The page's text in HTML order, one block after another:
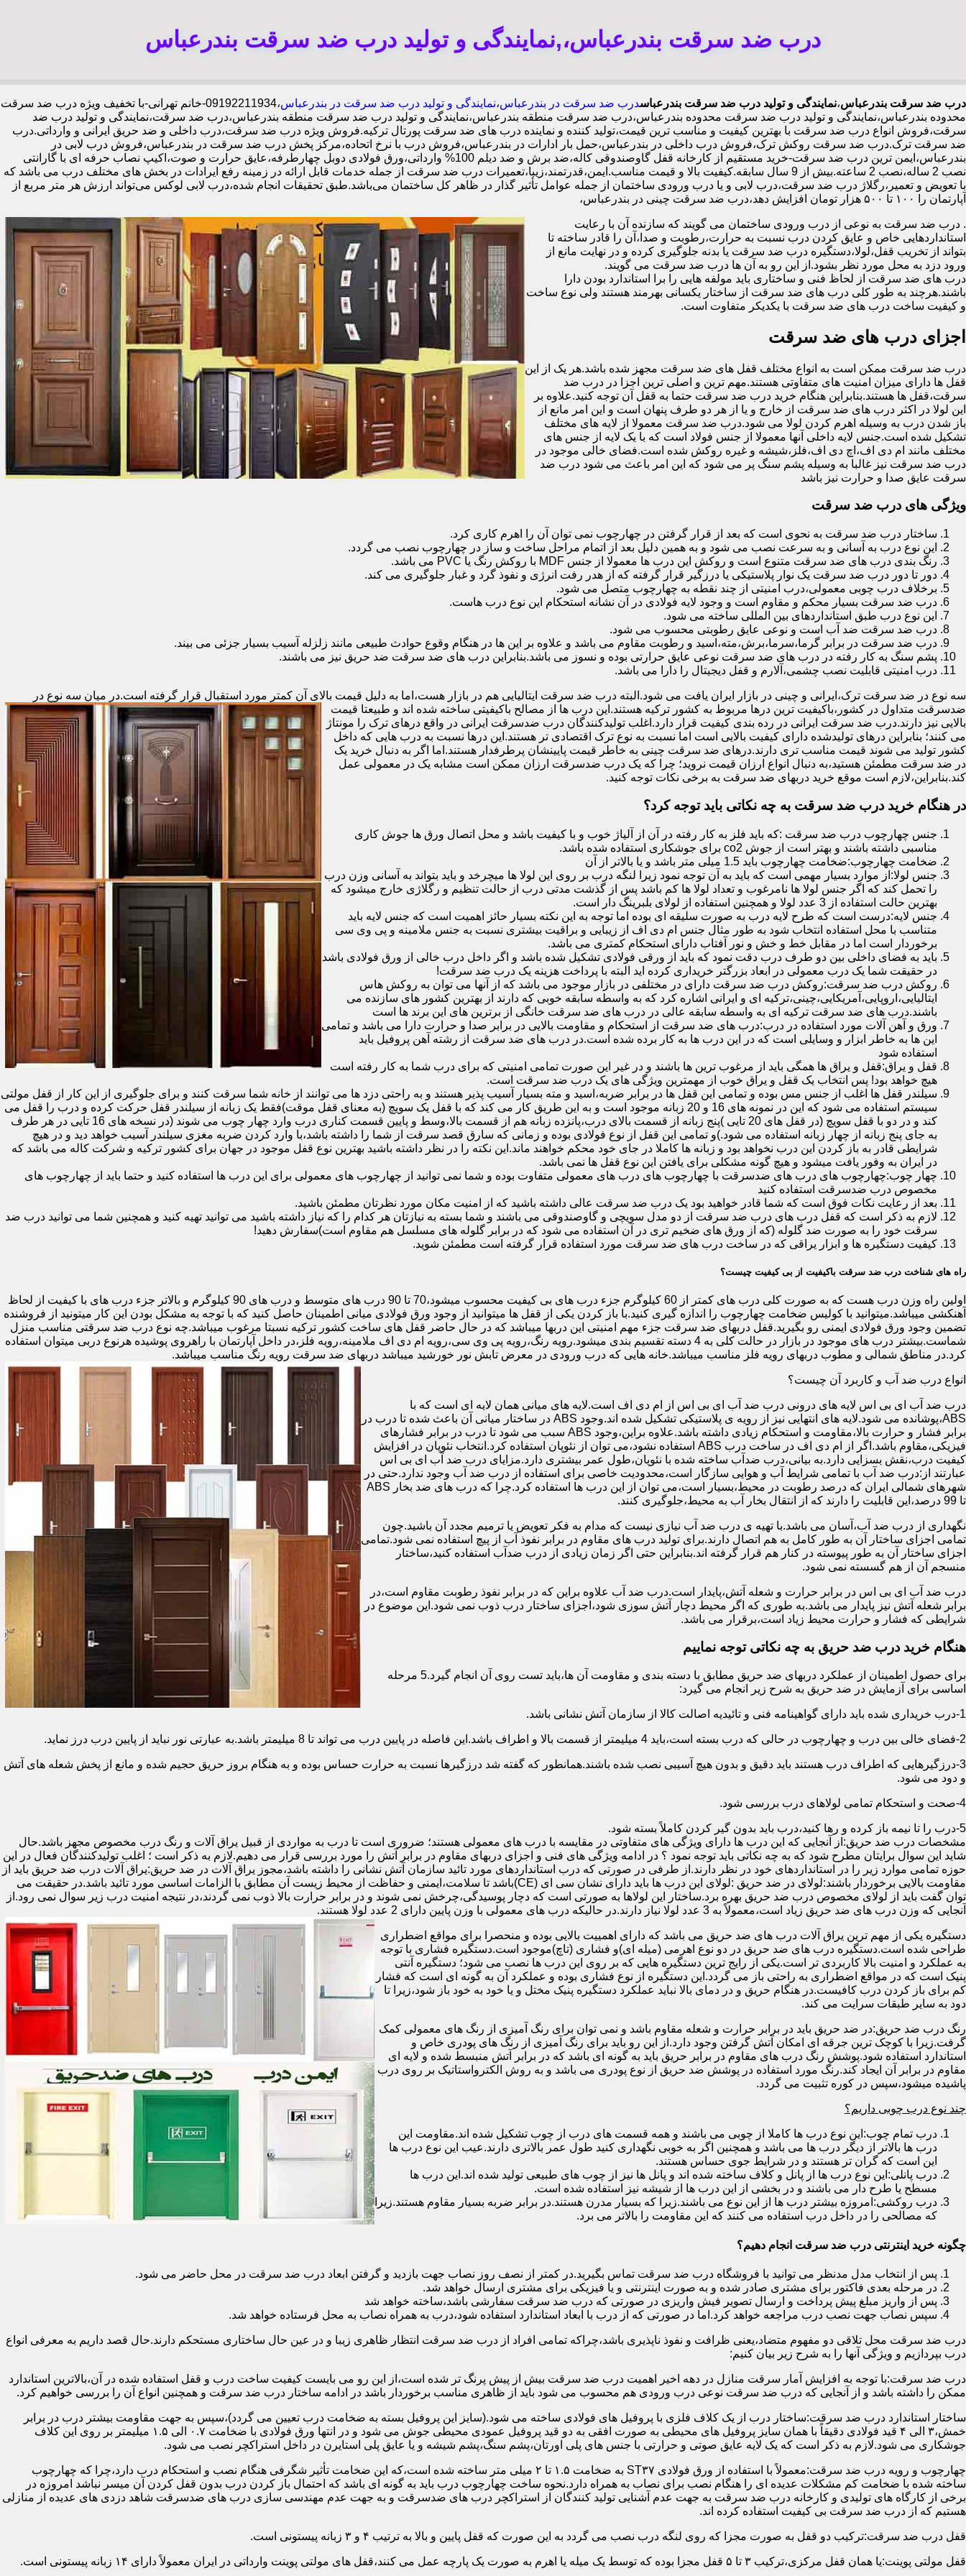
درب ضد سرقت بندرعباس،,نمایندگی و تولید درب ضد سرقت بندرعباس
درب ضد سرقت بندرعباس،نمایندگی و تولید درب ضد سرقت بندرعباسدرب ضد سرقت در بندرعباس،نمایندگی و تولید درب ضد سرقت در بندرعباس
،09192211934-خانم تهرانی-با تخفیف ویژه درب ضد سرقت
محدوده بندرعباس،نمایندگی و تولید درب ضد سرقت محدوده بندرعباس،درب ضد سرقت منطقه بندرعباس،نمایندگی و تولید درب ضد سرقت منطقه بندرعباس،درب ضد سرقت،نمایندگی و تولید درب ضد
سرقت،فروش انواع درب ضد سرقت با بهترین کیفیت و مناسب ترین قیمت،تولید کننده و نماینده درب های ضد سرقت پورتال ترکیه.فروش ویژه درب ضد سرقت،درب داخلی و ضد حریق ایرانی و وارداتی.درب
ضد سرقت ترک.درب ضد سرقت روکش ترک،فروش درب داخلی در بندرعباس،حمل بار ادارات در بندرعباس،فروش درب با نرخ اتحاده،مرکز پخش درب ضد سرقت در بندرعباس،فروش درب لابی در
بندرعباس،ایمن ترین درب ضد سرقت-خرید مستقیم از کارخانه قفل گاوصندوقی کاله،ضد برش و ضد دیلم 100% وارداتی،ورق فولادی دوبل چهارطرفه،عایق حرارت و صوت،اکیپ نصاب حرفه ای با گارانتی
نصب 2 ساله،نصب 2 ساعته.بیش از 9 سال سابقه.کیفیت بالا و قیمت مناسب.ایمن،قدرتمند،زیبا،تعمیرات درب ضد سرقت از جمله خدمات قابل ارائه در زمینه رفع ایرادات در بخش های مختلف درب می باشد که
با تعویض و تعمیر،رگلاژ درب ضد سرقت،درب لابی و یا درب ورودی ساختمان از جمله عوامل تأثیر گذار در ظاهر کل ساختمان می‌باشد.طبق تحقیقات انجام شده،درب لابی لوکس می‌تواند ارزش هر متر مربع از
آپارتمان را ۱۰۰ تا ۵۰۰ هزار تومان افزایش دهد،درب ضد سرقت چینی در بندرعباس،
. درب ضد سرقت به نوعی از درب ورودی ساختمان می گویند که سازنده آن با رعایت
استانداردهایی خاص و عایق کردن درب نسبت به حرارت،رطوبت و صدا،آن را قادر ساخته تا
بتواند از تخریب قفل،لولا،دستگیره درب ضد سرقت یا بدنه جلوگیری کرده و در نهایت مانع از
ورود دزد به محل مورد نظر بشود.از این رو به آن ها درب ضد سرقت می گویند.
درب های ضد سرقت از لحاظ فنی و ساختاری باید مولفه هایی را برا استاندارد بودن دارا
باشند.هرچند به طور کلی درب های ضد سرقت از ساختار یکسانی بهرمند هستند ولی نوع ساخت
و کیفیت ساخت درب های ضد سرقت با یکدیکر متفاوت است.
اجزای درب های ضد سرقت
درب ضد سرقت ممکن است به انواع مختلف قفل های ضد سرقت مجهز شده باشد.هر یک از این
قفل ها دارای میزان امنیت های متفاوتی هستند.مهم ترین و اصلی ترین اجزا در درب ضد
سرقت،قفل ها هستند.بنابراین هنگام خرید درب ضد سرقت حتما به قفل آن توجه کنید.علاوه بر
این لولا در اکثر درب های ضد سرقت از خارج و یا از هر دو طرف پنهان است و این امر مانع از
باز شدن درب به وسیله اهرم کردن لولا می شود.درب ضد سرقت معمولا از لایه های مختلف
تشکیل شده است.جنس لایه داخلی آنها معمولا از جنس فولاد است که با یک لایه از جنس های
مختلف مانند ام دی اف،اچ دی اف،فلز،شیشه و غیره روکش شده است.فضای خالی موجود در
درب ضد سرقت نیز غالبا به وسیله پشم سنگ پر می شود که این امر باعث می شود درب ضد
سرقت عایق صدا و حرارت نیز باشد
ویژگی های درب ضد سرقت
ساختار درب ضد سرقت به نحوی است که بعد از قرار گرفتن در چهارچوب نمی توان آن را اهرم کاری کرد.
این نوع درب به آسانی و به سرعت نصب می شود و به همین دلیل بعد از اتمام مراحل ساخت و ساز در چهارچوب نصب می گردد.
رنگ بندی درب های ضد سرقت متنوع است و روکش این درب ها معمولا از جنس MDF با روکش رنگ یا PVC می باشد.
دور تا دور درب ضد سرقت یک نوار پلاستیکی یا درزگیر قرار گرفته که از هدر رفت انرژی و نفوذ گرد و غبار جلوگیری می کند.
برخلاف درب چوبی معمولی،درب امنیتی از چند نقطه به چهارچوب متصل می شود.
درب ضد سرقت بسیار محکم و مقاوم است و وجود لایه فولادی در آن نشانه استحکام این نوع درب هاست.
این نوع درب طبق استانداردهای بین المللی ساخته می شود.
درب ضد سرقت ضد آب است و نوعی عایق رطوبتی محسوب می شود.
درب ضد سرقت در برابر گرما،سرما،برش،مته،اسید و رطوبت مقاوم می باشد و علاوه بر این ها در هنگام وقوع حوادث طبیعی مانند زلزله آسیب بسیار جزئی می بیند.
پشم سنگ به کار رفته در درب های ضد سرقت نوعی عایق حرارتی بوده و نسوز می باشد.بنابراین درب های ضد سرقت ضد حریق نیز می باشند.
درب امنیتی قابلیت نصب چشمی،آلارم و قفل دیجیتال را دارا می باشد.
سه نوع در ضد سرقت ترک،ایرانی و چینی در بازار ایران یافت می شود.البته درب ضد سرقت ایتالیایی هم در بازار هست،اما به دلیل قیمت بالای آن کمتر مورد استقبال قرار گرفته است.در میان سه نوع در
ضدسرقت متداول در کشور،باکیفیت ترین درها مربوط به کشور ترکیه هستند.این درب ها از مصالح باکیفیتی ساخته شده اند و طبیعتا قیمت
بالایی نیز دارند.درب ضد سرقت ایرانی در رده بندی کیفیت قرار دارد.اغلب تولیدکنندگان درب ضدسرقت ایرانی در واقع درهای ترک را مونتاژ
می کنند؛ بنابراین درهای تولیدشده دارای کیفیت بالایی است اما نسبت به نوع ترک اقتصادی تر هستند.این درها نسبت به درب هایی که داخل
کشور تولید می شوند قیمت مناسب تری دارند.درهای ضد سرقت چینی به خاطر قیمت پایینشان پرطرفدار هستند.اما اگر به دنبال خرید یک
در ضد سرقت مطمئن هستید،به دنبال انواع ارزان قیمت نروید؛ چرا که یک درب ضدسرقت ارزان ممکن است مشابه یک در معمولی عمل
کند.بنابراین،لازم است موقع خرید دربهای ضد سرقت به برخی نکات توجه کنید.
در هنگام خرید درب ضد سرقت به چه نکاتی باید توجه کرد؟
جنس چهارچوب درب ضد سرقت :که باید فلز به کار رفته در آن از آلیاژ خوب و با کیفیت باشد و محل اتصال ورق ها جوش کاری
مناسبی داشته باشند و بهتر است از جوش co2 برای جوشکاری استفاده شده باشد.
ضخامت چهارچوب:ضخامت چهارچوب باید 1.5 میلی متر باشد و یا بالاتر از آن
جنس لولا:از موارد بسیار مهمی است که باید به آن توجه نمود زیرا لنگه درب بر روی این لولا ها میچرخد و باید بتواند به آسانی وزن درب
را تحمل کند که اگر جنس لولا ها نامرغوب و تعداد لولا ها کم باشد پس از گذشت مدتی درب از حالت تنظیم و رگلاژی خارج میشود که
بهترین حالت استفاده از 3 عدد لولا و همچنین استفاده از لولای بلبرینگ دار است.
جنس لایه:درست است که طرح لایه درب به صورت سلیقه ای بوده اما توجه به این نکته بسیار حائز اهمیت است که جنس لایه باید
متناسب با محل استفاده انتخاب شود به طور مثال جنس ام دی اف از زیبایی و براقیت بیشتری نسبت به جنس ملامینه و پی وی سی
برخوردار است اما در مقابل خط و خش و نور آفتاب دارای استحکام کمتری می باشد.
باید به فضای داخلی بین دو طرف درب دقت نمود که باید از ورقی فولادی تشکیل شده باشد و اگر داخل درب خالی از ورق فولادی باشد
در حقیقت شما یک درب معمولی در ابعاد بزرگتر خریداری کرده اید البته با پرداخت هزینه یک درب ضد سرقت!
روکش درب ضد سرقت:روکش درب ضد سرقت دارای در مختلفی در بازار موجود می باشد که از آنها می توان به روکش هاس
ایتالیایی،اروپایی،آمریکایی،چینی،ترکیه ای و ایرانی اشاره کرد که به واسطه سابقه خوبی که دارند از بهترین کشور های سازنده می
باشند.درب های ضد سرقت ترکیه ای به واسطه سابقه عالی در درب های ضد سرقت خانگی از برترین های این برند ها است
ورق و آهن آلات مورد استفاده در درب:درب های ضد سرقت از استحکام و مقاومت بالایی در برابر صدا و حرارت دارا می باشد و تمامی
این ها به خاطر ابزار و وسایلی است که در این درب ها به کار برده شده است.در درب های ضد سرقت از رشته آهن پروفیل باید
استفاده شود
قفل و یراق:قفل و یراق ها همگی باید از مرغوب ترین ها باشند و در غیر این صورت تمامی امنیتی که برای درب شما به کار رفته است
هیچ خواهد بود! پس انتخاب یک قفل و یراق خوب از مهمترین ویژگی های یک درب ضد سرقت است.
سیلندر قفل ها اغلب از جنس مس بوده و تمامی این قفل ها در برابر ضربه،اسید و مته بسیار آسیب پذیر هستند و به راحتی دزد ها می توانند از خانه شما سرقت کنند و برای جلوگیری از این کار از قفل مولتی
سیستم استفاده می شود که این در نمونه های 16 و 20 زبانه موجود است و به این طریق کار می کند که با قفل یک سویچ (به معنای قفل موقت)فقط یک زبانه از سیلندر قفل حرکت کرده و درب را قفل می
کند و در دو با قفل سویچ (در قفل های 20 تایی )پنج زبانه از قسمت بالای درب،پانزده زبانه هم از قسمت بالا،وسط و پایین قسمت کناری درب وارد چهار چوب می شوند (در نسخه های 16 تایی در هر طرف
به جای پنج زبانه از چهار زبانه استفاده می شود.)و تمامی این قفل از نوع فولادی بوده و زمانی که سارق قصد سرقت از شما را داشته باشد،با وارد کردن ضربه مغزی سیلندر آسیب خواهد دید و در هیچ
شرایطی قادر به باز کردن این درب نخواهد بود و زبانه ها کاملا در جای خود محکم خواهند ماند.این نکته را در نظر داشته باشید بهترین نوع قفل موجود در جهان برای کشور ترکیه و شرکت کاله می باشد که
در ایران به وفور یافت میشود و هیچ گونه مشکلی برای یافتن این نوع قفل ها نمی باشد.
چهار چوب:چهارچوب های درب های ضدسرقت با چهارچوب های درب های معمولی متفاوت بوده و شما نمی توانید از چهارچوب های معمولی برای این درب ها استفاده کنید و حتما باید از چهارچوب های
مخصوص درب ضدسرقت استفاده کنید
بعد از رعایت نکات فوق است که شما قادر خواهید بود یک درب ضد سرقت عالی داشته باشید که از امنیت مکان مورد نظرتان مطمئن باشید.
لازم به ذکر است که قفل درب های درب ضد سرقت از دو مدل سویچی و گاوصندوقی می باشند و شما بسته به نیازتان هر کدام را که نیاز داشته باشید می توانید تهیه کنید و همچنین شما می توانید درب ضد
سرقت خود را به صورت ضد گلوله (که از ورق های ضخیم تری در آن استفاده می شود که در برابر گلوله های مسلسل هم مقاوم است)سفارش دهید!
کیفیت دستگیره ها و ابزار یراقی که در ساخت درب های ضد سرقت مورد استفاده قرار گرفته است مطمئن شوید.
راه های شناخت درب ضد سرقت باکیفیت از بی کیفیت چیست؟
اولین راه وزن درب هست که به صورت کلی درب های کمتر از 60 کیلوگرم جزء درب های بی کیفیت محسوب میشود،70 تا 90 درب های متوسط و درب های 90 کیلوگرم و بالاتر جزء درب های با کیفیت از لحاظ
آهنکشی میباشد.میتوانید با کولیس ضخامت چهارچوب را اندازه گیری کنید.با باز کردن یکی از قفل ها میتوانید از وجود ورق فولادی میانی اطمینان حاصل کنید که با توجه به مشکل بودن این کار میتونید از فروشنده
تضمین وجود ورق فولادی ایمنی رو بگیرید.قفل دربهای ضد سرقت جزء مهم امنیتی این دربها میباشد که در حال حاضر قفل های ساخت کشور ترکیه نسبتا مرغوب میباشد.چه نوع درب ضد سرقتی مناسب منزل
شماست.بیشتر درب های موجود در بازار در حالت کلی به 4 دسته تقسیم بندی میشود.رویه رنگ،رویه پی وی سی،رویه ام دی اف ملامینه،رویه فلز،در داخل آپارتمان با راهروی پوشیده هرنوع دربی میتوان استفاده
کرد.در مناطق شمالی و مطوب دربهای رویه فلز مناسب میباشد.خانه هایی که درب ورودی در معرض تابش نور خورشید میباشد دربهای ضد سرقت رویه رنگ مناسب میباشد.
انواع درب ضد آب و کاربرد آن چیست؟
درب ضد آب ای بی اس لایه های درونی درب ضد آب ای بی اس از ام دی اف است.لایه های میانی همان لایه ای است که با
ABS،پوشانده می شود.لایه های انتهایی نیز از رویه ی پلاستیکی تشکیل شده اند.وجود ABS در ساختار میانی آن باعث شده تا درب در
برابر فشار و حرارت بالا،مقاومت و استحکام زیادی داشته باشد.علاوه براین،وجود ABS سبب می شود تا درب در برابر فشارهای
فیزیکی،مقاوم باشد.اگر از ام دی اف در ساخت درب ABS استفاده نشود،می توان از نئوپان استفاده کرد.انتخاب نئوپان در افزایش
کیفیت درب،نقش بسزایی دارد.به بیانی،درب ضدآب ساخته شده با نئوپان،طول عمر بیشتری دارد.مزایای درب ضد آب ای بی اس
عبارتند از:درب ضد آب با تمامی شرایط آب و هوایی سازگار است،محدودیت خاصی برای استفاده از درب ضد آب وجود ندارد.حتی در
شهرهای شمالی ایران که درصد رطوبت در محیط،بسیار است،می توان از این درب ها استفاده کرد.چرا که درب های ضد بخار ABS
تا 99 درصد،این قابلیت را دارند که از انتقال بخار آب به محیط،جلوگیری کنند.
نگهداری از درب ضد آب،آسان می باشد.با تهیه ی درب ضد آب نیازی نیست که مدام به فکر تعویض یا ترمیم مجدد آن باشید.چون
تمامی اجزای ساختار آن به طور کامل به هم اتصال دارند.برای تولید درب های مقاوم در برابر نفوذ آب از پیچ استفاده نمی شود.تمامی
اجزای ساختار آن به طور پیوسته در کنار هم قرار گرفته اند.بنابراین حتی اگر زمان زیادی از درب ضدآب استفاده کنید،ساختار
منسجم آن از هم گسسته نمی شود.
درب ضد آب ای بی اس در برابر حرارت و شعله آتش،پایدار است.درب ضد آب علاوه براین که در برابر نفوذ رطوبت مقاوم است،در
برابر شعله آتش نیز پایدار می باشد.به طوری که اگر محیط دچار آتش سوزی شود،اجزای ساختار درب ذوب نمی شود.این موضوع در
شرایطی که فشار و حرارت محیط زیاد است،برقرار می باشد.
هنگام خرید درب ضد حریق به چه نکاتی توجه نماییم
برای حصول اطمینان از عملکرد دربهای ضد حریق مطابق با دسته بندی و مقاومت آن ها،باید تست روی آن انجام گیرد.5 مرحله
اساسی برای آزمایش در ضد حریق به شرح زیر انجام می گیرد:
1-درب خریداری شده باید دارای گواهینامه فنی و تائیدیه اصالت کالا از سازمان آتش نشانی باشد.
2-فضای خالی بین درب و چهارچوب در حالی که درب بسته است،باید 4 میلیمتر از قسمت بالا و اطراف باشد.این فاصله در پایین درب می تواند تا 8 میلیمتر باشد.به عبارتی نور نباید از پایین درب درز نماید.
3-درزگیرهایی که اطراف درب هستند باید دقیق و بدون هیچ آسیبی نصب شده باشند.همانطور که گفته شد درزگیرها نسبت به حرارت حساس بوده و به هنگام بروز حریق حجیم شده و مانع از پخش شعله های آتش
و دود می شود.
4-صحت و استحکام تمامی لولاهای درب بررسی شود.
5-درب را تا نیمه باز کرده و رها کنید،درب باید بدون گیر کردن کاملاً بسته شود.
مشخصات درب ضد حریق:از آنجایی که این درب ها دارای ویژگی های متفاوتی در مقایسه با درب های معمولی هستند؛ ضروری است تا درب به مواردی از قبیل یراق آلات و رنگ درب مخصوص مجهز باشد.حال
شاید این سوال برایتان مطرح شود که به چه نکاتی باید توجه نمود ؟ در ادامه ویژگی های فنی و اجزای دربهای مقاوم در برابر آتش را مورد بررسی قرار می دهیم.لازم به ذکر است ؛ اغلب تولیدکنندگان فعال در این
حوزه تمامی موارد زیر را در استانداردهای خود در نظر دارند.از طرفی در صورتی که درب استانداردهای مورد تائید سازمان آتش نشانی را داشته باشد،مجوز یراق آلات در ضد حریق:یراق آلات درب ضد حریق باید از
مقاومت بالایی برخوردار باشند:لولای در ضد حریق :لولای این درب ها باید دارای نشان سی ای (CE)باشد تا سلامت،ایمنی و حفاظت از محیط زیست آن مطابق با الزامات اساسی مورد تائید باشد.در حقیقت می
توان گفت باید از لولای مخصوص درب ضد حریق بهره برد.ساختار این لولاها به صورتی است که دچار پوسیدگی،چرخش نمی شوند و در برابر حرارت بالا ذوب نمی گردند،در نتیجه امنیت درب زیر سوال نمی رود.از
آنجایی که وزن درب های ضد حریق زیاد است،معمولاً به 3 عدد لولا نیاز دارند.در حالیکه درب های معمولی با وزن پایین دارای 2 عدد لولا هستند.
دستگیره یکی از مهم ترین یراق آلات درب های ضد حریق می باشد که دارای اهمییت بالایی بوده و منحصرا برای مواقع اضطراری
طراحی شده است.دستگیره درب های ضد حریق در دو نوع اهرمی (میله ای)و فشاری (تاچ)موجود است.دستگیره فشاری با توجه
به عملکرد و امنیت بالا کاربردی تر است.یکی از رایج ترین دستگیره هایی که بر روی این درب ها نصب می شود؛ دستگیره آنتی
پنیک است که در مواقع اضطراری به راحتی باز می گردد.این دستگیره از نوع فشاری بوده و عملکرد آن به گونه ای است که فشار
کم برای باز کردن درب کافیست.در هنگام حریق و در دمای بالا نباید عملکرد دستگیره پنیک مختل و یا خود به خود باز شود،زیرا تا
دود به سایر طبقات سرایت می کند.
رنگ درب ضد حریق:در ضد حریق باید در برابر حرارت و شعله مقاوم باشد و نمی توان برای رنگ آمیزی از رنگ های معمولی کمک
گرفت.زیرا با کوچک ترین جرقه ای امکان آتش گرفتن وجود دارد.از این رو باید برای رنگ آمیزی از رنگ های پودری خاص و
استاندارد استفاده شود.پوشش رنگ درب های مقاوم در برابر حریق باید به گونه ای باشد که در برابر آتش منبسط شده و لایه ای
مقاوم در برابر آن ایجاد کند.رنگ مورد استفاده در پوشش ضد حریق از نوع پودری می باشد و به روش الکترواستاتیک بر روی درب
پاشیده میشود،سپس در کوره تثبیت می گردد.
چند نوع درب چوبی داریم؟
درب تمام چوب:این نوع درب ها کاملا از چوبی می باشند و همه قسمت های درب از چوب تشکیل شده اند.مقاومت این
درب ها بالاتر از دیگر درب ها می باشد و همچنین اگر به خوبی نگهداری کنید طول عمر بالاتری دارند.عیب این نوع درب ها
این است که گران تر هستند و در شرایط جوی حساس هستند.
درب پانلی:این نوع درب ها از پانل و کلاف ساخته شده اند و پانل ها نیز از چوب های طبیعی تولید شده اند.این درب ها
مسطح یا طرح دار می باشند و در بخشی از این درب ها از شیشه نیز استفاده شده است.
درب روکشی:امروزه بیشتر درب ها از این نوع می باشند.زیرا که بسیار مدرن هستند.در برابر ضربه بسیار مقاوم هستند.زیرا
که مصالحی را در داخل درب استفاده می کنند که این مقاومت را بالاتر می برد.
چگونه خرید اینترنتی درب ضد سرقت انجام دهیم؟
پس از انتخاب مدل مدنظر می توانید با فروشگاه درب ضد سرقت تماس بگیرید.در کمتر از نصف روز نصاب جهت بازدید و گرفتن ابعاد درب ضد سرقت در محل حاضر می شود.
در مرحله بعدی فاکتور برای مشتری صادر شده و به صورت اینترنتی و یا فیزیکی برای مشتری ارسال خواهد شد.
پس از واریز مبلغ پیش پرداخت و ارسال تصویر فیش واریزی در صورتی که درب ضد سرقت سفارشی باشد،ساخته خواهد شد
سپس نصاب جهت نصب درب مراجعه خواهد کرد.اما در صورتی که از درب با ابعاد استاندارد استفاده شود،درب به همراه نصاب به محل فرستاده خواهد شد.
درب ضد سرقت محل تلاقی دو مفهوم متضاد،یعنی ظرافت و نفوذ ناپذیری باشد،چراکه تمامی افراد از درب ضد سرقت انتظار ظاهری زیبا و در عین حال ساختاری مستحکم دارند.حال قصد داریم به معرفی انواع
درب بپردازیم و ویژگی آنها را به شرح زیر بیان کنیم:
درب ضد سرقت:با توجه به افزایش آمار سرقت منازل در دهه اخیر اهمیت درب ضد سرقت بیش از پیش پرنگ تر شده است،از این رو می بایست کیفیت ساخت درب و قفل استفاده شده در آن،بالاترین استاندارد
ممکن را داشته باشد و از آنجایی که درب ضد سرقت نوعی درب ورودی هم محسوب می شود باید از ظاهری مناسب برخوردار باشد در ادامه ساختار درب ضد سرقت و همچنین انواع آن را بررسی خواهیم کرد.
ساختار استاندارد درب ضد سرقت:ساختار درب از یک کلاف فلزی با پروفیل های فولادی ساخته می شود.(سایز این پروفیل بسته به ضخامت درب تعیین می گردد)،سپس به جهت مقاومت بیشتر درب در برابر
خمش،۳ الی ۴ قید فولادی دقیقاً با همان سایز پروفیل های محیطی به صورت افقی به دو قید پروفیل عمودی محیطی جوش می شود و در انتها ورق فولادی با ضخامت ۰.۷ الی ۱.۵ میلیمتر بر روی این کلاف
جوشکاری می شود.لازم به ذکر است که یک لایه عایق صوتی و حرارتی با جنس های پلی اورتان،پشم سنگ،پشم شیشه و یا عایق پلی استایرن در داخل استراکچر نصب می شود.
چهارچوب و رویه درب ضد سرقت:معمولاً با استفاده از ورق فولادی ST۳۷ به ضخامت ۱.۵ تا ۲ میلی متر ساخته شده است،که این ضخامت تأثیر شگرفی هنگام نصب و استحکام درب دارد،چرا که چهارچوب
ساخته شده با ضخامت کم مشکلات عدیده ای را هنگام نصب برای نصاب به همراه دارد.نحوه ساخت چهارچوب درب باید به گونه ای باشد که احتمال باز کردن درب بدون قفل کردن آن میسر نباشد امروزه در
برخی از کارگاه های تولیدی و کارخانه درب ضد سرقت به جهت عدم آشنایی تولید کنندگان از استراکچر درب های ضدسرقت و به جهت عدم مهندسی سازی درب های ضدسرقت شاهد دزدی های عدیده از منازلی
هستیم که از درب ضد سرقت بی کیفیت استفاده کرده اند.
قفل درب ضد سرقت:ترکیب دو قفل به صورت مجزا که روی لنگه درب نصب می گردد به این صورت که قفل پایین و بالا به ترتیب ۴ و ۳ زبانه پیستونی است.
قفل مولتی پوینت:یا همان قفل مرکزی،ترکیب ۳ تا ۵ قفل مجزا بوده که توسط یک میله یا اهرم به صورت یک پارچه عمل می کنند،قفل های مولتی پوینت وارداتی در ایران معمولاً دارای ۱۴ زبانه پیستونی است.